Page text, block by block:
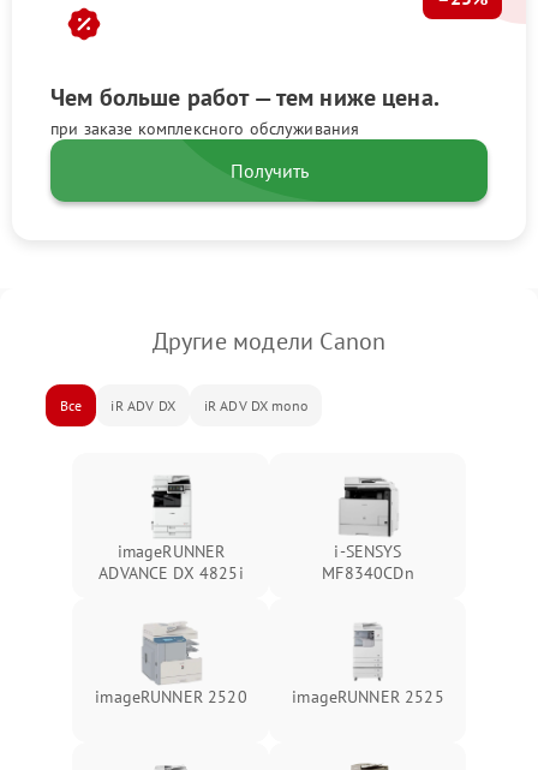
Чем больше работ — тем ниже цена.
при заказе комплексного обслуживания
Получить
Другие модели Canon
Все iR ADV DX iR ADV DX mono
imageRUNNER
ADVANCE DX 4825i
i-SENSYS
MF8340CDn
imageRUNNER 2520 imageRUNNER 2525